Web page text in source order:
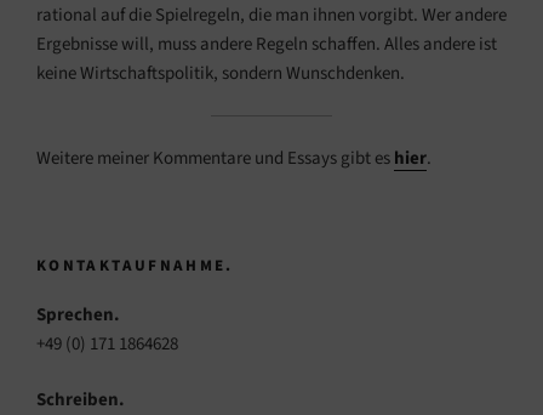
rational auf die Spielregeln, die man ihnen vorgibt. Wer andere
Ergebnisse will, muss andere Regeln schaffen. Alles andere ist
keine Wirtschaftspolitik, sondern Wunschdenken.
Weitere meiner Kommentare und Essays gibt eshier.
KONTAKTAUFNAHME.
Sprechen.
+49 (0) 171 1864628
Schreiben.